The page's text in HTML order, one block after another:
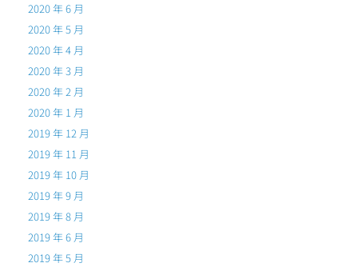
2020 年 6 月
2020 年 5 月
2020 年 4 月
2020 年 3 月
2020 年 2 月
2020 年 1 月
2019 年 12 月
2019 年 11 月
2019 年 10 月
2019 年 9 月
2019 年 8 月
2019 年 6 月
2019 年 5 月